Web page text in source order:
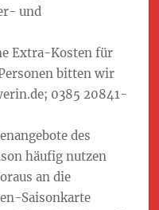
und
Extra-Kosten für
bitten wir
0385 20841-
des
häufig nutzen
an die
Saisonkarte